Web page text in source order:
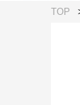
TOP